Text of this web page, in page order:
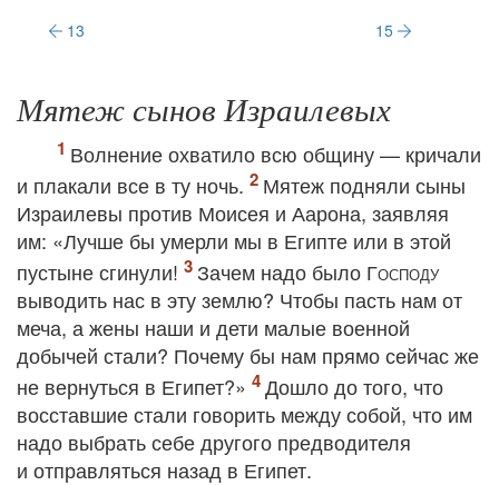
13 15
Мятеж сынов Израилевых
Волнение охватило всю общину — кричали
и плакали все в ту ночь.
Мятеж подняли сыны
Израилевы против Моисея и Аарона, заявляя
им: «Лучше бы умерли мы в Египте или в этой
пустыне сгинули!
Зачем надо было Господу
выводить нас в эту землю? Чтобы пасть нам от
меча, а жены наши и дети малые военной
добычей стали? Почему бы нам прямо сейчас же
не вернуться в Египет?»
Дошло до того, что
восставшие стали говорить между собой, что им
надо выбрать себе другого предводителя
и отправляться назад в Египет.